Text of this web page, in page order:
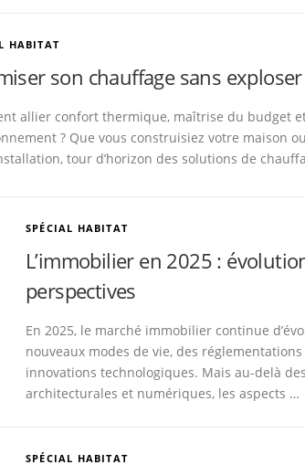
HABITAT
son chauffage sans
allier confort thermique, maîtrise du budget
? Que vous construisiez votre maison
tour d’horizon des solutions de
SPÉCIAL HABITAT
L’immobilier en 2025 :
perspectives
En 2025, le marché immobilier continue
nouveaux modes de vie, des
innovations technologiques. Mais au-delà
architecturales et numériques, les aspects …
SPÉCIAL HABITAT